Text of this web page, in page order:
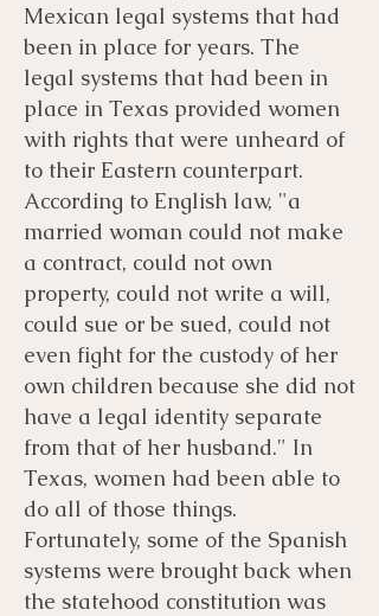
Mexican legal systems that had
been in place for years. The
legal systems that had been in
place in Texas provided women
with rights that were unheard of
to their Eastern counterpart.
According to English law, "a
married woman could not make
a contract, could not own
property, could not write a will,
could sue or be sued, could not
even fight for the custody of her
own children because she did not
have a legal identity separate
from that of her husband." In
Texas, women had been able to
do all of those things.
Fortunately, some of the Spanish
systems were brought back when
the statehood constitution was